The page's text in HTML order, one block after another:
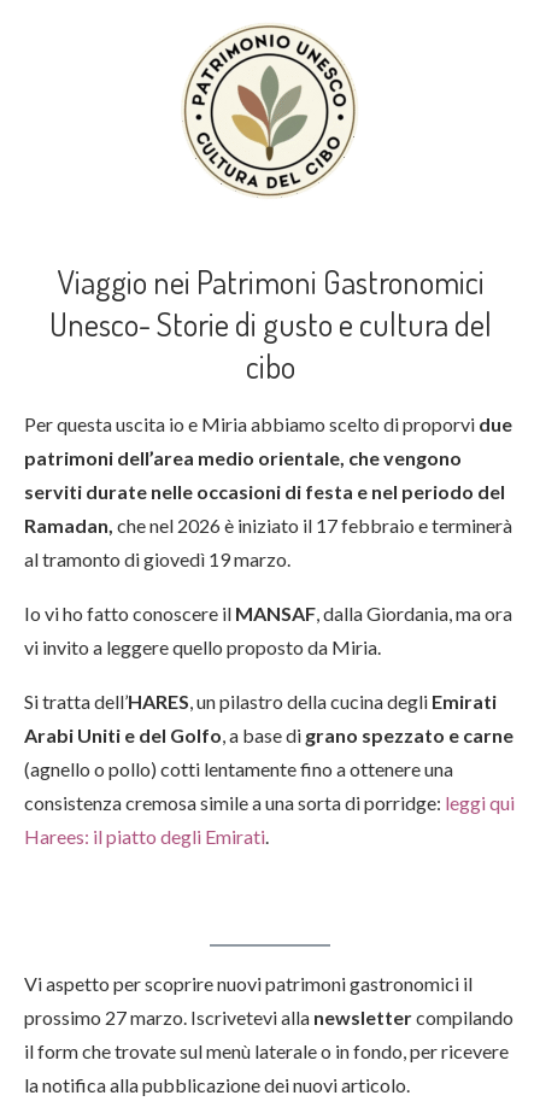
Viaggio nei Patrimoni Gastronomici
Unesco- Storie di gusto e cultura del
cibo
Per questa uscita io e Miria abbiamo scelto di proporvi due
patrimoni dell’area medio orientale, che vengono
serviti durate nelle occasioni di festa e nel periodo del
Ramadan, che nel 2026 è iniziato il 17 febbraio e terminerà
al tramonto di giovedì 19 marzo.
Io vi ho fatto conoscere il MANSAF, dalla Giordania, ma ora
vi invito a leggere quello proposto da Miria.
Si tratta dell’HARES, un pilastro della cucina degli Emirati
Arabi Uniti e del Golfo, a base di grano spezzato e carne
(agnello o pollo) cotti lentamente fino a ottenere una
consistenza cremosa simile a una sorta di porridge: leggi qui
Harees: il piatto degli Emirati.
Vi aspetto per scoprire nuovi patrimoni gastronomici il
prossimo 27 marzo. Iscrivetevi alla newslettercompilando
il form che trovate sul menù laterale o in fondo, per ricevere
la notifica alla pubblicazione dei nuovi articolo.